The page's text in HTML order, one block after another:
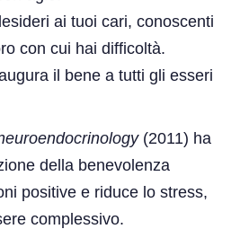
ai tuoi cari, conoscenti
con cui hai difficoltà.
il bene a tutti gli esseri
(2011) ha
della benevolenza
positive e riduce lo stress,
complessivo.